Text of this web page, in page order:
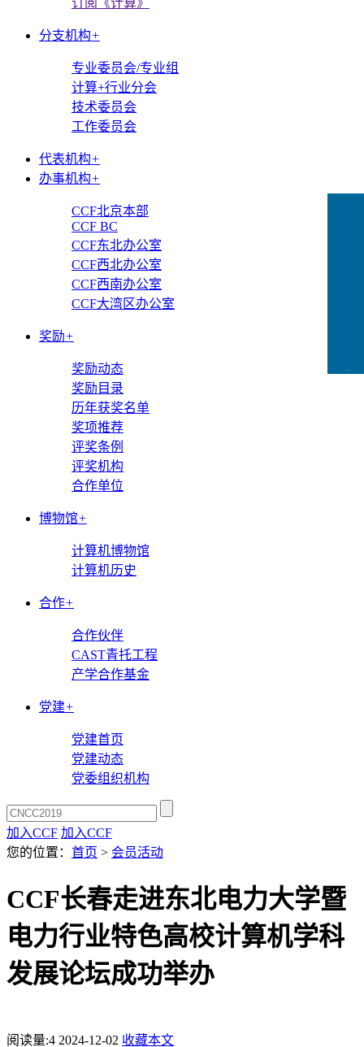
订阅《计算》
分支机构+
专业委员会/专业组
计算+行业分会
技术委员会
工作委员会
代表机构+
办事机构+
CCF北京本部
CCF BC
CCF东北办公室
CCF西北办公室
CCF西南办公室
CCF大湾区办公室
奖励+
奖励动态
奖励目录
历年获奖名单
奖项推荐
评奖条例
评奖机构
合作单位
博物馆+
计算机博物馆
计算机历史
合作+
合作伙伴
CAST青托工程
产学合作基金
党建+
党建首页
党建动态
党委组织机构
加入CCF 加入CCF
您的位置： 首页 > 会员活动
CCF长春走进东北电力大学暨
电力行业特色高校计算机学科
发展论坛成功举办
阅读量:4 2024-12-02 收藏本文